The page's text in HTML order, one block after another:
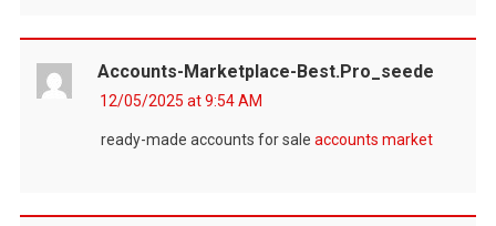
Accounts-Marketplace-Best.pro_seede
12/05/2025 at 9:54 AM
ready-made accounts for sale accounts market